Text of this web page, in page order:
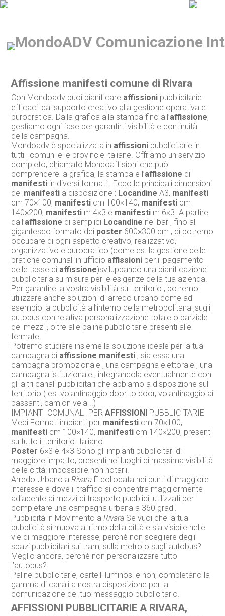
Affissione manifesti comune di Rivara
Con Mondoadv puoi pianificare affissioni pubblicitarie
efficaci: dal supporto creativo alla gestione operativa e
burocratica. Dalla grafica alla stampa fino all’affissione,
gestiamo ogni fase per garantirti visibilità e continuità
della campagna.
Mondoadv è specializzata in affissioni pubblicitarie in
tutti i comuni e le provincie italiane. Offriamo un servizio
completo, chiamato Mondoaffisioni che può
comprendere la grafica, la stampa e l’affissione di
manifesti in diversi formati . Ecco le principali dimensioni
dei manifesti a disposizione : Locandine A3, manifesti
cm 70×100, manifesti cm 100×140, manifesti cm
140×200, manifesti m 4×3 e manifesti m 6×3. A partire
dall’affissione di semplici Locandine nei bar , fino al
gigantesco formato dei poster 600×300 cm , ci potremo
occupare di ogni aspetto creativo, realizzativo,
organizzativo e burocratico (come es. la gestione delle
pratiche comunali in ufficio affissioni per il pagamento
delle tasse di affissione)sviluppando una pianificazione
pubblicitaria su misura per le esigenze della tua azienda.
Per garantire la vostra visibilità sul territorio , potremo
utilizzare anche soluzioni di arredo urbano come ad
esempio la pubblicità all’interno della metropolitana ,sugli
autobus con relativa personalizzazione totale o parziale
dei mezzi , oltre alle paline pubblicitarie presenti alle
fermate.
Potremo studiare insieme la soluzione ideale per la tua
campagna di affissione manifesti , sia essa una
campagna promozionale , una campagna elettorale , una
campagna istituzionale , integrandola eventualmente con
gli altri canali pubblicitari che abbiamo a disposizione sul
territorio ( es. volantinaggio door to door, volantinaggio ai
passanti, camion vela ..)
IMPIANTI COMUNALI PER AFFISSIONI PUBBLICITARIE
Medi Formati impianti per manifesti cm 70×100,
manifesti cm 100×140, manifesti cm 140×200, presenti
su tutto il territorio Italiano
Poster 6×3 e 4×3 Sono gli impianti pubblicitari di
maggiore impatto, presenti nei luoghi di massima visibilità
delle città: impossibile non notarli.
Arredo Urbano a Rivara È collocata nei punti di maggiore
interesse e dove il traffico si concentra maggiormente
adiacente ai mezzi di trasporto pubblici, utilizzati per
completare una campagna urbana a 360 gradi.
Pubblicità in Movimento a Rivara Se vuoi che la tua
pubblicità si muova al ritmo della città e sia visibile nelle
vie di maggiore interesse, perchè non scegliere degli
spazi pubblicitari sui tram, sulla metro o sugli autobus?
Meglio ancora, perchè non personalizzare tutto
l’autobus?
Paline pubblicitarie, cartelli luminosi e non, completano la
gamma di canali a nostra disposizione per la
comunicazione del tuo messaggio pubblicitario.
AFFISSIONI PUBBLICITARIE A RIVARA,